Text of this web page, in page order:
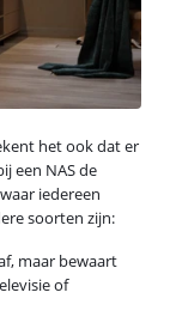
het ook dat er
een NAS de
iedereen
soorten zijn:
maar bewaart
of